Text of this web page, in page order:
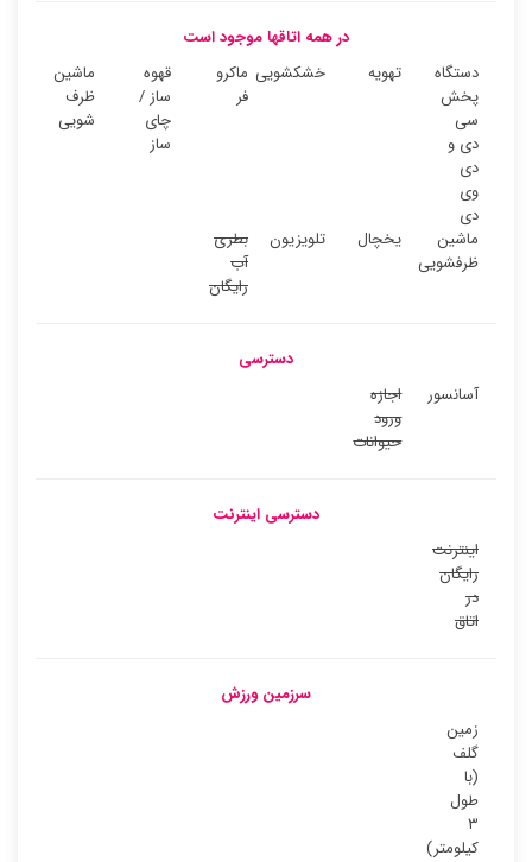
در همه اتاقها موجود است
دستگاه
پخش
سی
دی و
دی
وی
دی
تهویه خشکشویی ماکرو
فر
قهوه
ساز /
چای
ساز
ماشین
ظرف
شویی
ماشین
ظرفشویی
یخچال تلویزیون
بطری
آب
رایگان
دسترسی
آسانسور
اجازه
ورود
حیوانات
دسترسی اینترنت
اینترنت
رایگان
در
اتاق
سرزمین ورزش
زمین
گلف
(با
طول
۳
کیلومتر)